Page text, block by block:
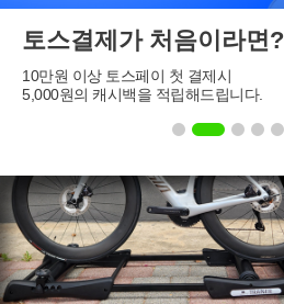
토스결제가 처음이라면?
10만원 이상 토스페이 첫 결제시
5,000원의 캐시백을 적립해드립니다.